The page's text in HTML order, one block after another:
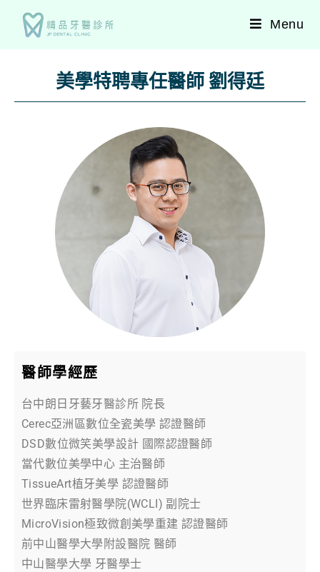
Menu
美學特聘專任醫師 劉得廷
醫師學經歷
台中朗日牙藝牙醫診所 院長
Cerec亞洲區數位全瓷美學 認證醫師
DSD數位微笑美學設計 國際認證醫師
當代數位美學中心 主治醫師
TissueArt植牙美學 認證醫師
世界臨床雷射醫學院(WCLI) 副院士
MicroVision極致微創美學重建 認證醫師
前中山醫學大學附設醫院 醫師
中山醫學大學 牙醫學士